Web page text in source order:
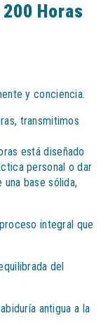
Horas
y conciencia.
transmitimos
está diseñado
personal o dar
una base sólida,
integral que
del
antigua a la